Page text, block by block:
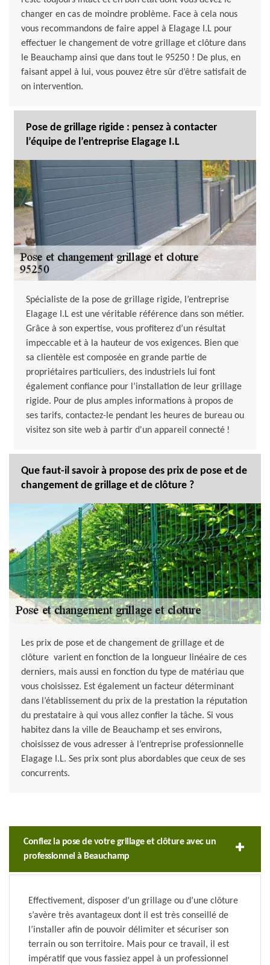
changer en cas de moindre problème. Face à cela nous
vous recommandons de faire appel à Elagage I.L pour
effectuer le changement de votre grillage et clôture dans
le Beauchamp ainsi que dans tout le 95250 ! De plus, en
faisant appel à lui, vous pouvez être sûr d’être satisfait de
on intervention.
Pose de grillage rigide : pensez à contacter
l’équipe de l’entreprise Elagage I.L
Spécialiste de la pose de grillage rigide, l’entreprise
Elagage I.L est une véritable référence dans son métier.
Grâce à son expertise, vous profiterez d’un résultat
impeccable et à la hauteur de vos exigences. Bien que
sa clientèle est composée en grande partie de
propriétaires particuliers, des industriels lui font
également confiance pour l’installation de leur grillage
rigide. Pour de plus amples informations à propos de
ses tarifs, contactez-le pendant les heures de bureau ou
visitez son site web à partir d'un appareil connecté !
Que faut-il savoir à propose des prix de pose et de
changement de grillage et de clôture ?
Les prix de pose et de changement de grillage et de
clôture varient en fonction de la longueur linéaire de ces
derniers, mais aussi en fonction du type de matériau que
vous choisissez. Est également un facteur déterminant
dans l’établissement du prix de la prestation la réputation
du prestataire à qui vous allez confier la tâche. Si vous
habitez dans la ville de Beauchamp et ses environs,
choisissez de vous adresser à l’entreprise professionnelle
Elagage I.L. Ses prix sont plus abordables que ceux de ses
concurrents.
Confiez la pose de votre grillage et clôture avec un
professionnel à Beauchamp
Effectivement, disposer d’un grillage ou d’une clôture
s’avère très avantageux dont il est très conseillé de
l’installer afin de pouvoir délimiter et sécuriser son
terrain ou son territoire. Mais pour ce travail, il est
impératif que vous fassiez appel à un professionnel